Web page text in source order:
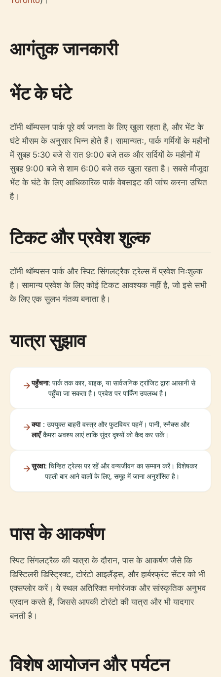
आगंतुक जानकारी
भेंट के घंटे
टॉमी थॉम्पसन पार्क पूरे वर्ष जनता के लिए खुला रहता है, और भेंट के
घंटे मौसम के अनुसार भिन्न होते हैं। सामान्यतः, पार्क गर्मियों के महीनों
में सुबह 5:30 बजे से रात 9:00 बजे तक और सर्दियों के महीनों में
सुबह 9:00 बजे से शाम 6:00 बजे तक खुला रहता है। सबसे मौजूदा
भेंट के घंटे के लिए आधिकारिक पार्क वेबसाइट की जांच करना उचित
है।
टिकट और प्रवेश शुल्क
टॉमी थॉम्पसन पार्क और स्पिट सिंगलट्रैक ट्रेल्स में प्रवेश निःशुल्क
है। सामान्य प्रवेश के लिए कोई टिकट आवश्यक नहीं है, जो इसे सभी
के लिए एक सुलभ गंतव्य बनाता है।
यात्रा सुझाव
पहुँचना: पार्क तक कार, बाइक, या सार्वजनिक ट्रांजिट द्वारा आसानी से
पहुँचा जा सकता है। प्रवेश पर पार्किंग उपलब्ध है।
क्या
लाएँ
: उपयुक्त बाहरी वस्त्र और फुटवियर पहनें। पानी, स्नैक्स और
कैमरा अवश्य लाएं ताकि सुंदर दृश्यों को कैद कर सकें।
सुरक्षा: चिन्हित ट्रेल्स पर रहें और वन्यजीवन का सम्मान करें। विशेषकर
पहली बार आने वालों के लिए, समूह में जाना अनुशंसित है।
पास के आकर्षण
स्पिट सिंगलट्रैक की यात्रा के दौरान, पास के आकर्षण जैसे कि
डिस्टिलरी डिस्ट्रिक्ट, टोरंटो आइलैंड्स, और हार्बरफ्रंट सेंटर को भी
एक्सप्लोर करें। ये स्थल अतिरिक्त मनोरंजक और सांस्कृतिक अनुभव
प्रदान करते हैं, जिससे आपकी टोरंटो की यात्रा और भी यादगार
बनती है।
विशेष आयोजन और पर्यटन